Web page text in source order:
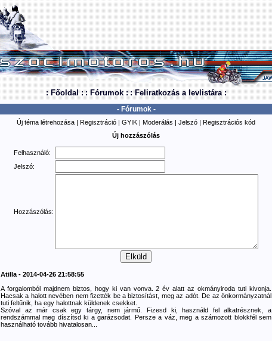
: Főoldal : : Fórumok : : Feliratkozás a levlistára :
- Fórumok -
Új téma létrehozása | Regisztráció | GYIK | Moderálás | Jelszó | Regisztrációs kód
Új hozzászólás
Felhasználó:
Jelszó:
Hozzászólás:
Atilla - 2014-04-26 21:58:55
A forgalomból majdnem biztos, hogy ki van vonva. 2 év alatt az okmányiroda tuti kivonja.
Hacsak a halott nevében nem fizették be a biztosítást, meg az adót. De az önkormányzatnál
tuti feltűnik, ha egy halottnak küldenek csekket.
Szóval az már csak egy tárgy, nem jármű. Fizesd ki, használd fel alkatrésznek, a
rendszámmal meg díszítsd ki a garázsodat. Persze a váz, meg a számozott blokkfél sem
használható tovább hivatalosan...